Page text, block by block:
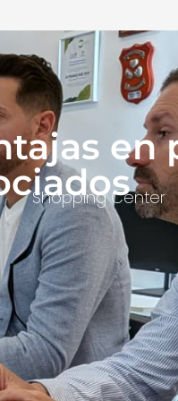
Shopping Center
en